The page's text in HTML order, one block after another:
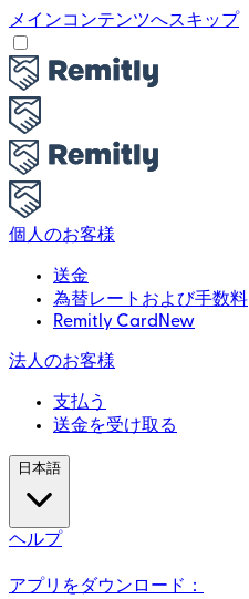
メインコンテンツへスキップ
個人のお客様
送金
為替レートおよび手数料
Remitly Card New
法人のお客様
支払う
送金を受け取る
日本語
ヘルプ
アプリをダウンロード：